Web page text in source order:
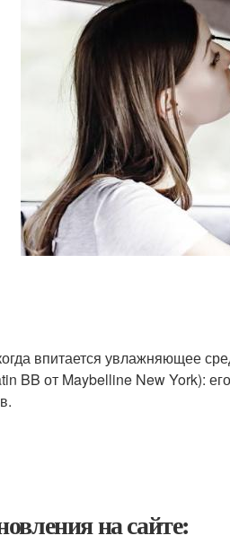
впитается увлажняющее
BB от Maybelline New York):
на сайте: